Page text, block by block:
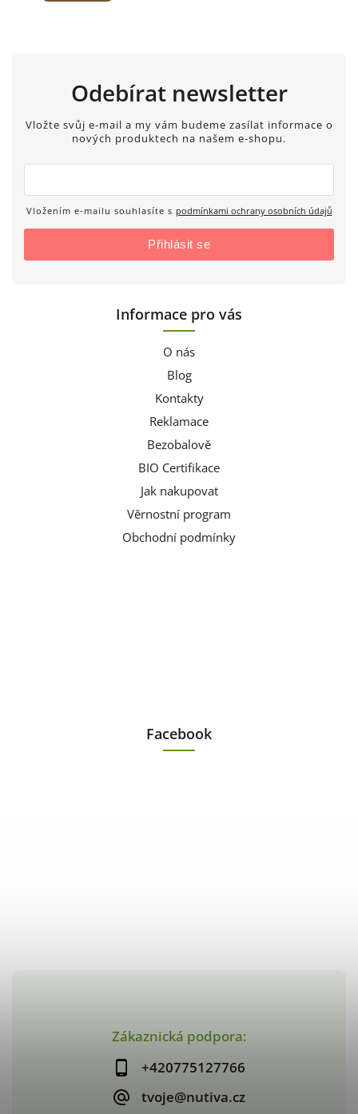
Zákaznická podpora:
+420775127766
tvoje@nutiva.cz
Odebírat newsletter
Vložte svůj e-mail a my vám budeme zasílat informace o
nových produktech na našem e-shopu.
Vložením e-mailu souhlasíte s podmínkami ochrany osobních údajů
Přihlásit se
Informace pro vás
O nás
Blog
Kontakty
Reklamace
Bezobalově
BIO Certifikace
Jak nakupovat
Věrnostní program
Obchodní podmínky
Facebook